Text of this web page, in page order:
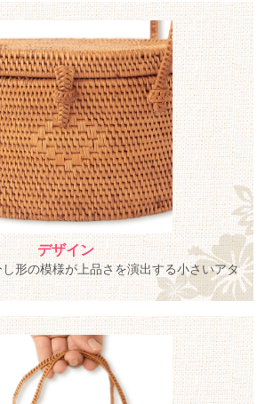
デザイン
形の模様が上品さを演出する小さいアタ